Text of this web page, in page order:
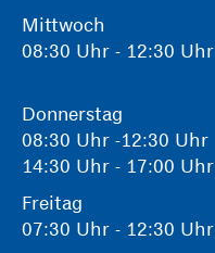
Mittwoch
08:30 Uhr - 12:30 Uhr
Donnerstag
08:30 Uhr -12:30 Uhr
14:30 Uhr - 17:00 Uhr
Freitag
07:30 Uhr - 12:30 Uhr